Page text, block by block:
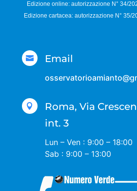
Edizione online: autorizzazione N°34/
Edizione cartacea: autorizzazione N° 35/
 Email

Roma, Via
int. 3
Lun – Ven : 9:00 – 18:00
Sab : 9:00 – 13:00